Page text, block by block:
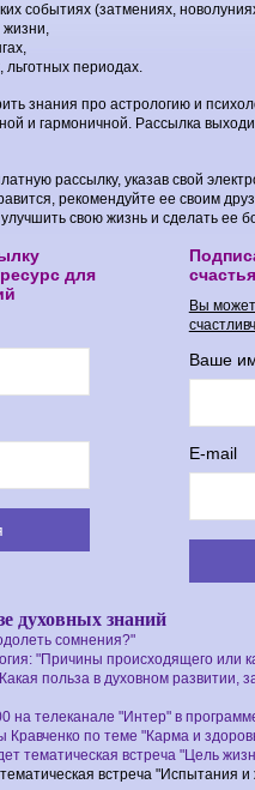
событиях (затмениях,
жизни,
периодах.
знания про астрологию и
и гармоничной. Рассылка
рассылку, указав свой
рекомендуйте ее своим
свою жизнь и сделать ее
для
Вы
Ваше
E-mail
духовных знаний
сомнения?"
"Причины происходящего или
польза в духовном развитии,
на телеканале "Интер" в
Кравченко по теме "Карма и
тематическая встреча "Цель
встреча "Испытания